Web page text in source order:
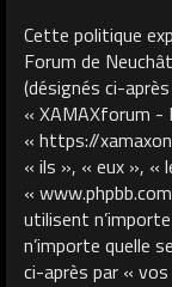
Cette politique
Forum de
(désignés ci-
« XAMAXforum -
« https://
« ils », « eux », «
«
utilisent
n’importe quelle
ci-après par «